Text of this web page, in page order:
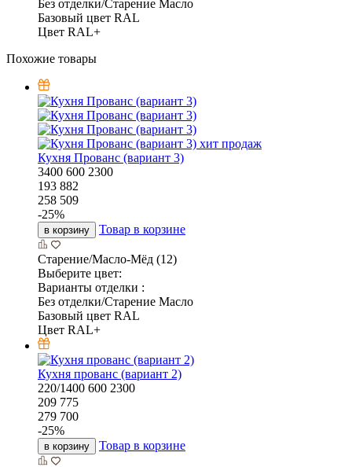
Без отделки/Старение Масло
Базовый цвет RAL
Цвет RAL+
Похожие товары
хит продаж
Кухня Прованс (вариант 3)
3400 600 2300
193 882
258 509
-25%
в корзину Товар в корзине
Старение/Масло-Мёд (12)
Выберите цвет:
Варианты отделки :
Без отделки/Старение Масло
Базовый цвет RAL
Цвет RAL+
Кухня прованс (вариант 2)
220/1400 600 2300
209 775
279 700
-25%
в корзину Товар в корзине